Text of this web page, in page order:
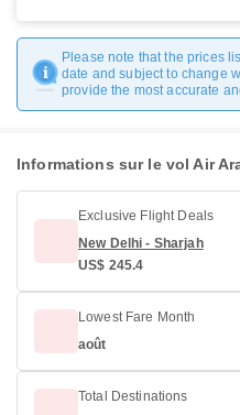
Please note that the prices
date and subject to change
provide the most accurate
Informations sur le vol Air
Exclusive Flight Deals
New Delhi - Sharjah
US$ 245.4
Lowest Fare Month
août
Total Destinations